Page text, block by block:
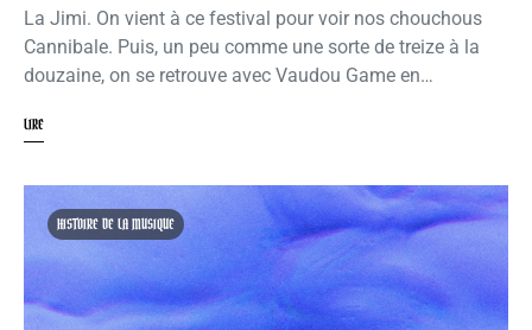
La Jimi. On vient à ce festival pour voir nos chouchous
Cannibale. Puis, un peu comme une sorte de treize à la
douzaine, on se retrouve avec Vaudou Game en…
LIRE
HISTOIRE DE LA MUSIQUE